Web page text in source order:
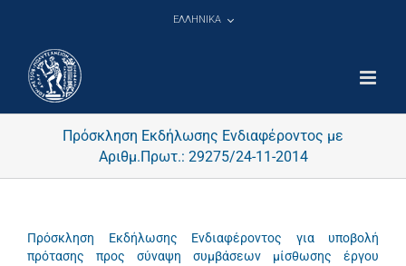
ΕΛΛΗΝΙΚΑ
Πρόσκληση Εκδήλωσης Ενδιαφέροντος με
Αριθμ.Πρωτ.: 29275/24-11-2014
Πρόσκληση Εκδήλωσης Ενδιαφέροντος για υποβολή
πρότασης προς σύναψη συμβάσεων μίσθωσης έργου